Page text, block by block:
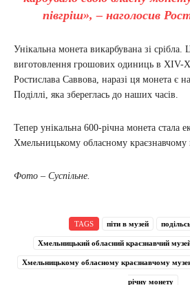
півгріш», – наголосив
Унікальна монета викарбувана зі срібла.
виготовлення грошових одиниць в XIV-
Ростислава Саввова, наразі ця монета є
Поділлі, яка збереглась до наших часів.
Тепер унікальна 600-річна монета стала
Хмельницькому обласному краєзнавчому
Фото – Суспільне.
TAGS піти в музей
Хмельницький обласний краєзнавчий
Хмельницькому обласному краєзнавчому
річну монету